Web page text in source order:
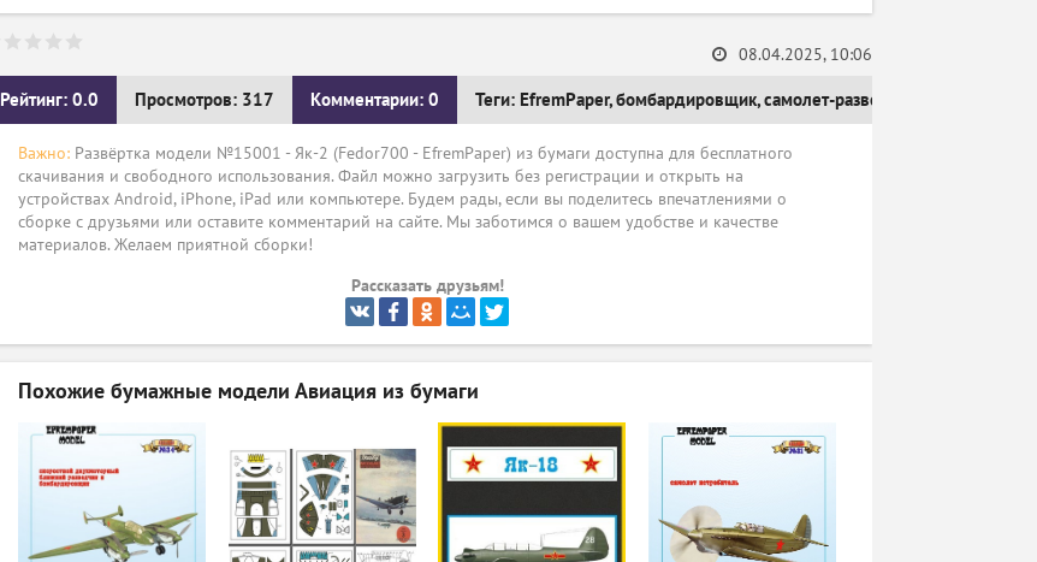
Рейтинг: 0.0 Просмотров: 317 Комментарии: 0 Теги: EfremPaper,бомбардировщик,самолет-разведчик
08.04.2025, 10:06
Важно: Развёртка модели №15001 - Як-2 (Fedor700 - EfremPaper) из бумаги доступна для бесплатного
скачивания и свободного использования. Файл можно загрузить без регистрации и открыть на
устройствах Android, iPhone, iPad или компьютере. Будем рады, если вы поделитесь впечатлениями о
сборке с друзьями или оставите комментарий на сайте. Мы заботимся о вашем удобстве и качестве
материалов. Желаем приятной сборки!
Рассказать друзьям!
Похожие бумажные модели Авиация из бумаги